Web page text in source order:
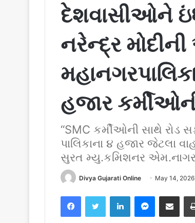
દેશવાસીઓને
નરેન્દ્ર
હજાર
“SMC કર્મીઓની સાથે રોડ
પાલિકાના ૪ હજાર જેટલા
સુરત મ્યુ.કમિશનર
Divya Gujarati Online May 14, 2026
FacebookTwitter LinkedInMessenger
Share via Email